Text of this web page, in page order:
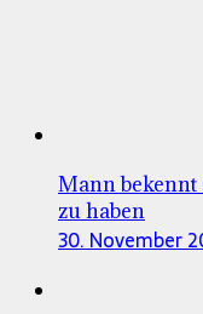
Mann
zu haben
30. November